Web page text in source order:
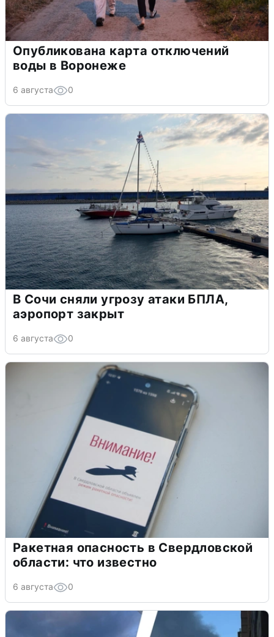
Опубликована карта отключений
воды в Воронеже
6 августа 0
В Сочи сняли угрозу атаки БПЛА,
аэропорт закрыт
6 августа 0
Ракетная опасность в Свердловской
области: что известно
6 августа 0